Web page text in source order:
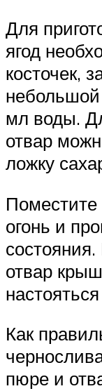
Для
ягод
косточек,
небольшой
мл воды.
отвар
ложку
Поместите
огонь и
отвар
Как
пюре и